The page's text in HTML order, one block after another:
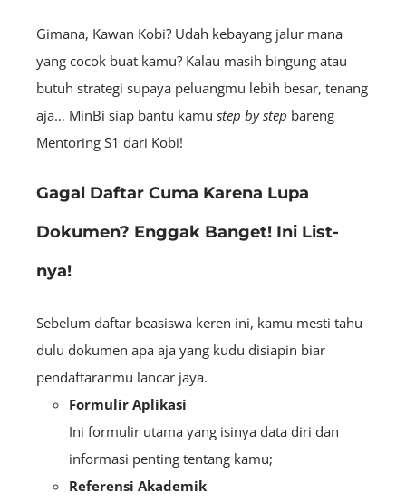
Gimana, Kawan Kobi? Udah kebayang jalur mana
yang cocok buat kamu? Kalau masih bingung atau
butuh strategi supaya peluangmu lebih besar, tenang
aja… MinBi siap bantu kamu step by step bareng
Mentoring S1 dari Kobi!
Gagal Daftar Cuma Karena Lupa
Dokumen? Enggak Banget! Ini List-
nya!
Sebelum daftar beasiswa keren ini, kamu mesti tahu
dulu dokumen apa aja yang kudu disiapin biar
pendaftaranmu lancar jaya.
Formulir Aplikasi
Ini formulir utama yang isinya data diri dan
informasi penting tentang kamu;
Referensi Akademik